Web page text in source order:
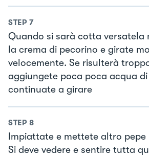
STEP 7
Quando si sarà cotta versatela
la crema di pecorino e girate
velocemente. Se risulterà
aggiungete poca poca acqua
continuate a girare
STEP 8
Impiattate e mettete altro
Si deve vedere e sentire tutta